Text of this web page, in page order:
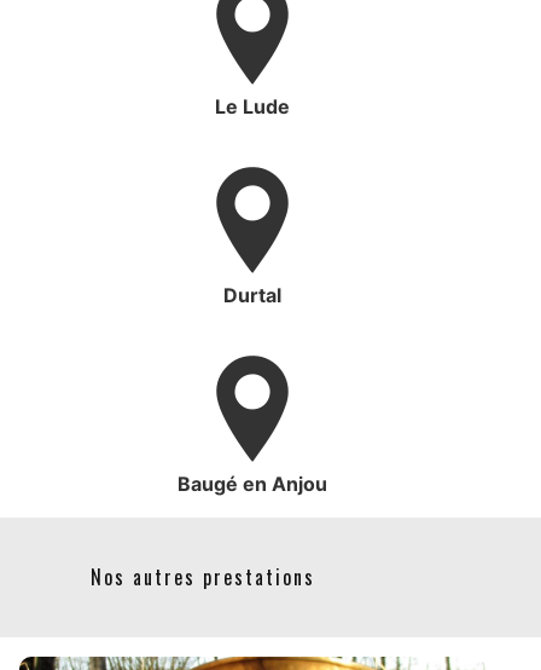
Le Lude
Durtal
Baugé en Anjou
Nos autres prestations